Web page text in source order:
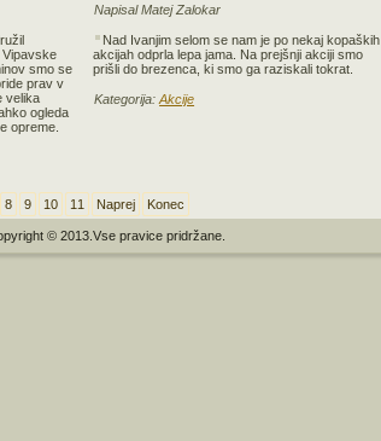
smo se
prav v
velika
ogleda
opreme.
Napisal Matej Zalokar
Nad Ivanjim selom se nam je po nekaj kopaških
akcijah odprla lepa jama. Na prejšnji akciji smo
prišli do brezenca, ki smo ga raziskali tokrat.
Kategorija:Akcije
8 9 10 11 Naprej Konec
© 2013.Vse pravice pridržane.